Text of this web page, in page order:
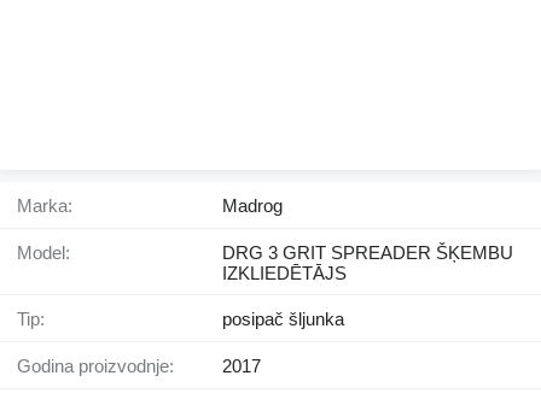
Marka: Madrog
Model:
DRG 3 GRIT SPREADER ŠĶEMBU
IZKLIEDĒTĀJS
Tip: posipač šljunka
Godina proizvodnje: 2017